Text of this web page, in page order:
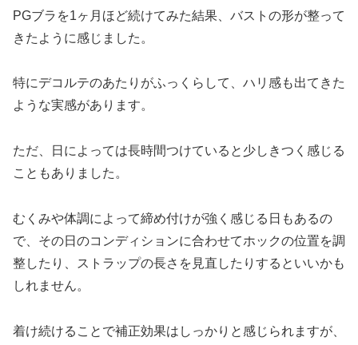
PGブラを1ヶ月ほど続けてみた結果、バストの形が整って
きたように感じました。
特にデコルテのあたりがふっくらして、ハリ感も出てきた
ような実感があります。
ただ、日によっては長時間つけていると少しきつく感じる
こともありました。
むくみや体調によって締め付けが強く感じる日もあるの
で、その日のコンディションに合わせてホックの位置を調
整したり、ストラップの長さを見直したりするといいかも
しれません。
着け続けることで補正効果はしっかりと感じられますが、